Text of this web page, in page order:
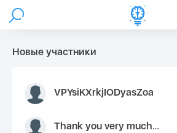
Новые участники
VPYsiKXrkjIODyasZoa
Thank you very much for your inquiry We appreciate you 9126052 https://youtube.com faceapple !